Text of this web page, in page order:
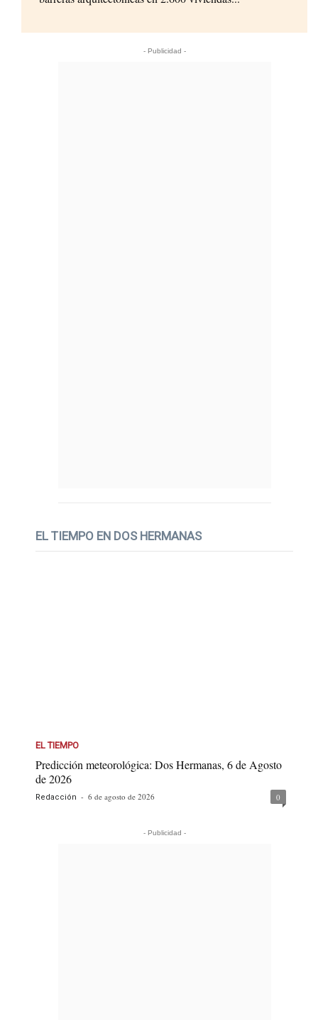
- Publicidad -
EL TIEMPO EN DOS HERMANAS
EL TIEMPO
Predicción meteorológica: Dos Hermanas, 6 de Agosto
de 2026
Redacción - 6 de agosto de 2026 0
- Publicidad -